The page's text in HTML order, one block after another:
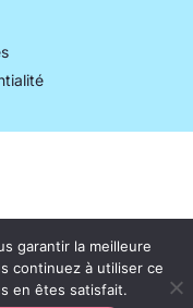
garantir la meilleure
continuez à utiliser ce
en êtes satisfait.